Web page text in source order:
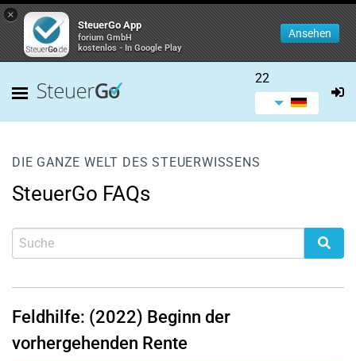
×
SteuerGo App
forium GmbH
kostenlos - In Google Play
Ansehen
22
DIE GANZE WELT DES STEUERWISSENS
SteuerGo FAQs
Feldhilfe: (2022) Beginn der
vorhergehenden Rente